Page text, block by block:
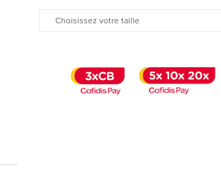
Choisissez votre taille